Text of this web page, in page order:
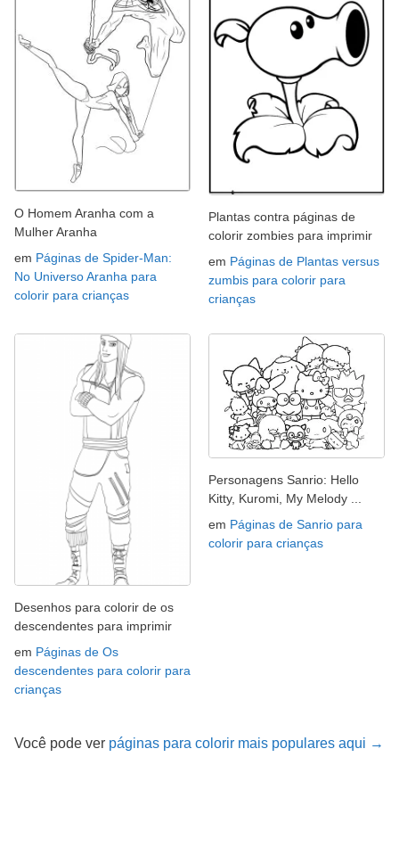
O Homem Aranha com a
Mulher Aranha
em Páginas de Spider-Man:
No Universo Aranha para
colorir para crianças
Plantas contra páginas de
colorir zombies para imprimir
em Páginas de Plantas versus
zumbis para colorir para
crianças
Desenhos para colorir de os
descendentes para imprimir
em Páginas de Os
descendentes para colorir para
crianças
Personagens Sanrio: Hello
Kitty, Kuromi, My Melody ...
em Páginas de Sanrio para
colorir para crianças
Você pode ver páginas para colorir mais populares aqui →